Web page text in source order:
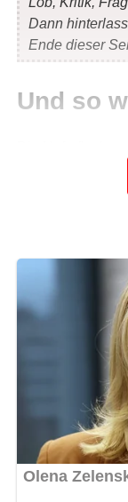
Dann
Ende dieser
Und so
aufkochen
köcheln lassen.
erreicht ist.